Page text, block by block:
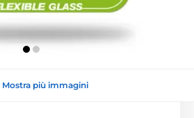
Mostra più immagini